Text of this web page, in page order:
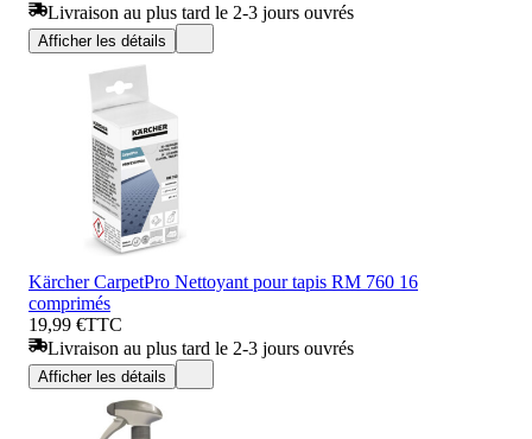
Livraison au plus tard le 2-3 jours ouvrés
Afficher les détails
Kärcher CarpetPro Nettoyant pour tapis RM 760 16
comprimés
19,99 €TTC
Livraison au plus tard le 2-3 jours ouvrés
Afficher les détails